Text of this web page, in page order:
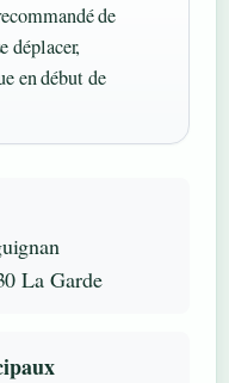
de
déplacer,
en début de
La Garde